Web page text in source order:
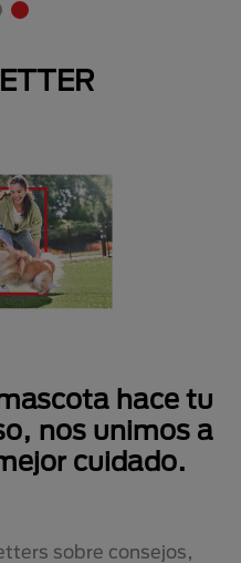
hace tu
nos unimos a
cuidado.
sobre consejos,